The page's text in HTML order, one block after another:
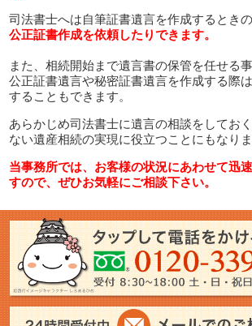
司法書士へは自筆証書遺言を作成するとき
公正証書作成を依頼したりできます。
また、相続開始まで遺言書の保管を任せる事
公正証書遺言や秘密証書遺言を作成する際
することもできます。
あらかじめ司法書士に遺言の相談をしてお
ない遺産相続の実現に役立つことにもなりま
当事務所では、お客様の状況にあわせて迅
すので、ぜひお気軽にご相談下さい。